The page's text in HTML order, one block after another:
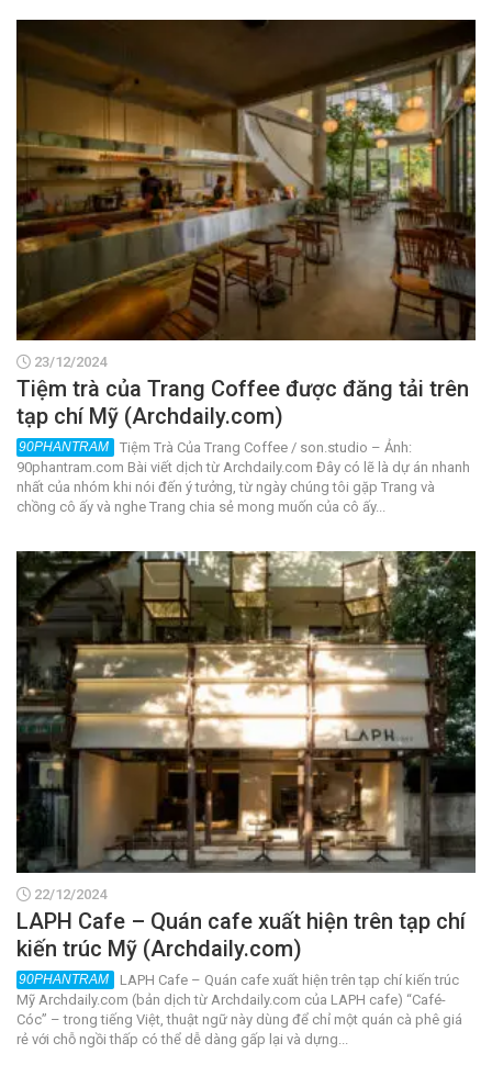
23/12/2024
Tiệm trà của Trang Coffee được đăng tải trên
tạp chí Mỹ (Archdaily.com)
Tiệm Trà Của Trang Coffee / son.studio – Ảnh:
90phantram.com Bài viết dịch từ Archdaily.com Đây có lẽ là dự án nhanh
nhất của nhóm khi nói đến ý tưởng, từ ngày chúng tôi gặp Trang và
chồng cô ấy và nghe Trang chia sẻ mong muốn của cô ấy...
22/12/2024
LAPH Cafe – Quán cafe xuất hiện trên tạp chí
kiến trúc Mỹ (Archdaily.com)
LAPH Cafe – Quán cafe xuất hiện trên tạp chí kiến trúc
Mỹ Archdaily.com (bản dịch từ Archdaily.com của LAPH cafe) “Café-
Cóc” – trong tiếng Việt, thuật ngữ này dùng để chỉ một quán cà phê giá
rẻ với chỗ ngồi thấp có thể dễ dàng gấp lại và dựng...